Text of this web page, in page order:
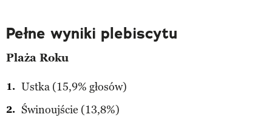
Pełne wyniki plebiscytu
Plaża Roku
Ustka (15,9% głosów)
Świnoujście (13,8%)